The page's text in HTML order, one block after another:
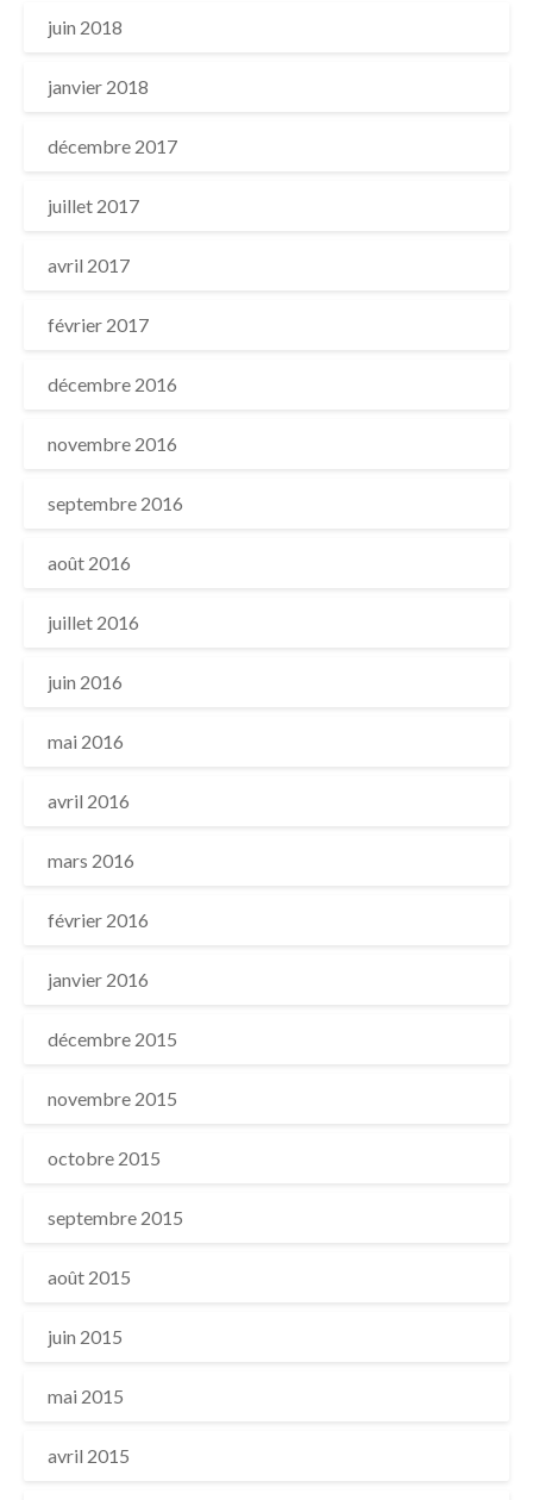
juin 2018
janvier 2018
décembre 2017
juillet 2017
avril 2017
février 2017
décembre 2016
novembre 2016
septembre 2016
août 2016
juillet 2016
juin 2016
mai 2016
avril 2016
mars 2016
février 2016
janvier 2016
décembre 2015
novembre 2015
octobre 2015
septembre 2015
août 2015
juin 2015
mai 2015
avril 2015